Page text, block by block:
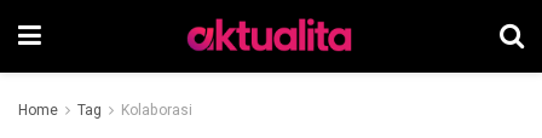
Home Tag Kolaborasi